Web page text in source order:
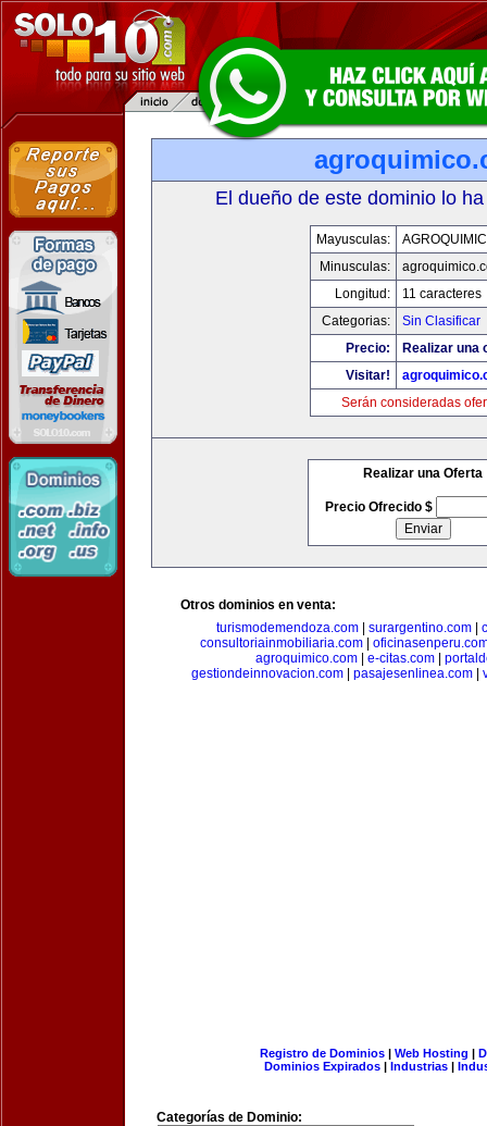
El dueño de este dominio lo
Mayusculas:
Minusculas:
Longitud:
11 caracteres
Categorias:
Sin Clasificar
Precio:
Realizar una
Visitar!
Serán consideradas
Realizar una Oferta
Precio Ofrecido $
Otros dominios en venta:
turismodemendoza.com| surargentino.com|
consultoriainmobiliaria.com
agroquimico.com
e-citas.com
gestiondeinnovacion.com| pasajesenlinea.com|
Registro de Dominios| Web Hosting |
Dominios Expirados | Industrias |
Categorías de Dominio: